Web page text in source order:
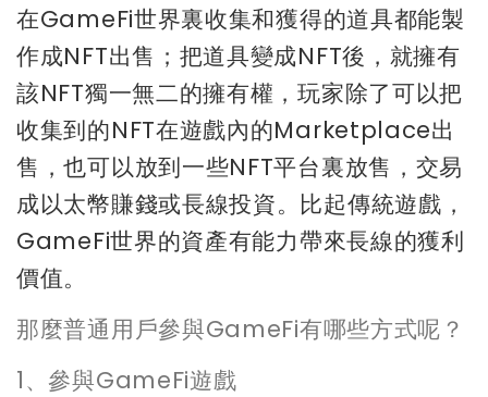
在GameFi世界裏收集和獲得的道具都能製
作成NFT出售；把道具變成NFT後，就擁有
該NFT獨一無二的擁有權，玩家除了可以把
收集到的NFT在遊戲內的Marketplace出
售，也可以放到一些NFT平台裏放售，交易
成以太幣賺錢或長線投資。比起傳統遊戲，
GameFi世界的資產有能力帶來長線的獲利
價值。
那麼普通用戶參與GameFi有哪些方式呢？
1、參與GameFi遊戲